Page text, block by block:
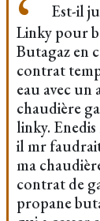
Est-il
Linky pour
Butagaz en
contrat
eau avec un
chaudière
linky.
il mr
ma
contrat de
propane